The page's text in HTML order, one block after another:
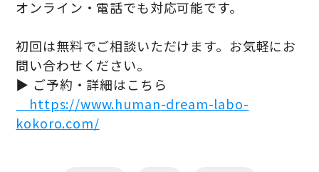
オンライン・電話でも対応可能です。
初回は無料でご相談いただけます。お気軽にお
問い合わせください。
▶ ご予約・詳細はこちら
https://www.human-dream-labo-
kokoro.com/